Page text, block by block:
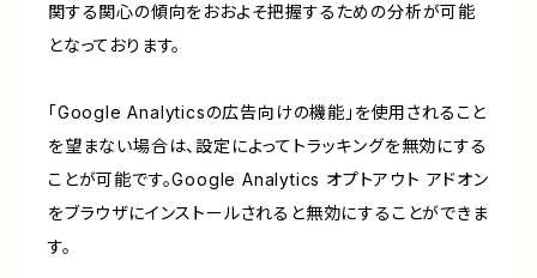
関する関心の傾向をおおよそ把握するための分析が可能
となっております。
「Google Analyticsの広告向けの機能」を使用されること
を望まない場合は、設定によってトラッキングを無効にする
ことが可能です。Google Analytics オプトアウト アドオン
をブラウザにインストールされると無効にすることができま
す。